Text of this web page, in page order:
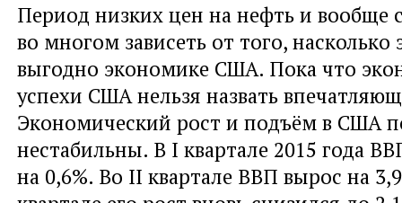
Период низких цен на нефть и вообще
во многом зависеть от того, насколько
выгодно экономике США. Пока что
успехи США нельзя назвать
Экономический рост и подъём в США
нестабильны. В I квартале 2015 года
на 0,6%. Во II квартале ВВП вырос на